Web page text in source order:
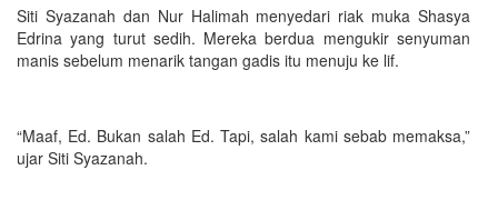
Siti Syazanah dan Nur Halimah menyedari riak muka Shasya
Edrina yang turut sedih. Mereka berdua mengukir senyuman
manis sebelum menarik tangan gadis itu menuju ke lif.
“Maaf, Ed. Bukan salah Ed. Tapi, salah kami sebab memaksa,”
ujar Siti Syazanah.